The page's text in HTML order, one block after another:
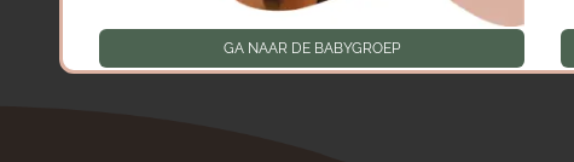
GA NAAR DE BABYGROEP